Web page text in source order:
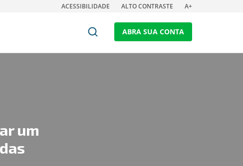
ACESSIBILIDADE ALTO CONTRASTE A+
ABRA SUA CONTA
um